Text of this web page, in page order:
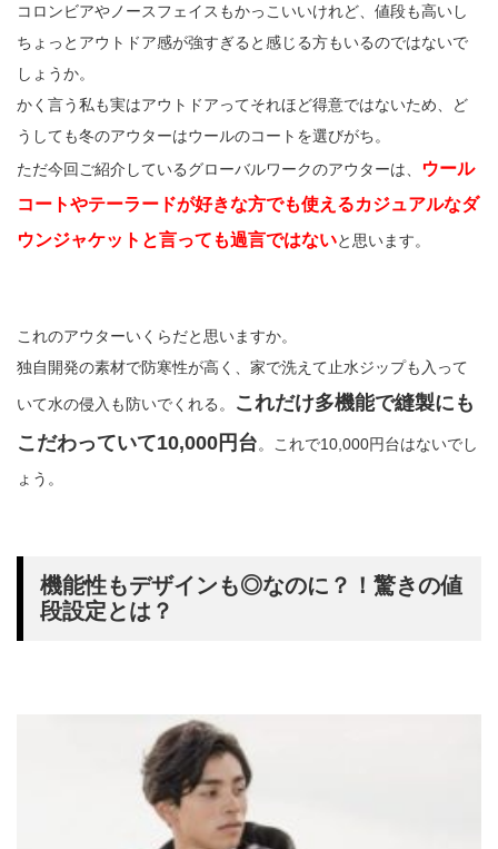
コロンビアやノースフェイスもかっこいいけれど、値段も高いし
ちょっとアウトドア感が強すぎると感じる方もいるのではないで
しょうか。
かく言う私も実はアウトドアってそれほど得意ではないため、ど
うしても冬のアウターはウールのコートを選びがち。
ただ今回ご紹介しているグローバルワークのアウターは、
ウール
コートやテーラードが好きな方でも使えるカジュアルなダ
ウンジャケットと言っても過言ではないと思います。
これのアウターいくらだと思いますか。
独自開発の素材で防寒性が高く、家で洗えて止水ジップも入って
いて水の侵入も防いでくれる。
これだけ多機能で縫製にも
こだわっていて10,000円台。これで10,000円台はないでし
ょう。
機能性もデザインも◎なのに？！驚きの値
段設定とは？